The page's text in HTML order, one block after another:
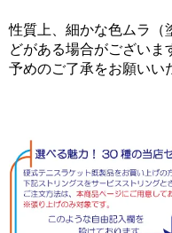
性質上、細かな色ムラ（
どがある場合がございま
予めのご了承をお願いい